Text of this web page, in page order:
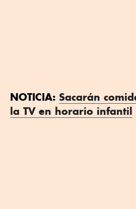
NOTICIA: Sacarán
la TV en horario infantil